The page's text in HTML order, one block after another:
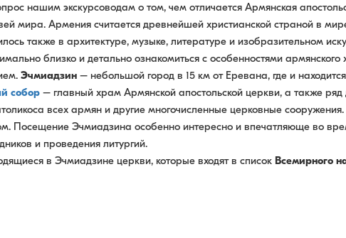
нашим экскурсоводам о том, чем отличается Армянская
мира. Армения считается древнейшей христианской страной в
также в архитектуре, музыке, литературе и изобразительном
близко и детально ознакомиться с особенностями армянского
Эчмиадзин – небольшой город в 15 км от Еревана, где и находится
собор – главный храм Армянской апостольской церкви, а также ряд
всех армян и другие многочисленные церковные сооружения.
Посещение Эчмиадзина особенно интересно и впечатляюще во
и проведения литургий.
в Эчмиадзине церкви, которые входят в список Всемирного